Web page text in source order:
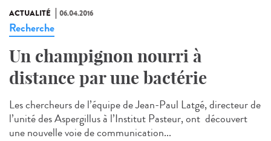
ACTUALITÉ 06.04.2016
Recherche
Un champignon nourri à
distance par une bactérie
Les chercheurs de l’équipe de Jean-Paul Latgé, directeur de
l’unité des Aspergillus à l’Institut Pasteur, ont découvert
une nouvelle voie de communication...